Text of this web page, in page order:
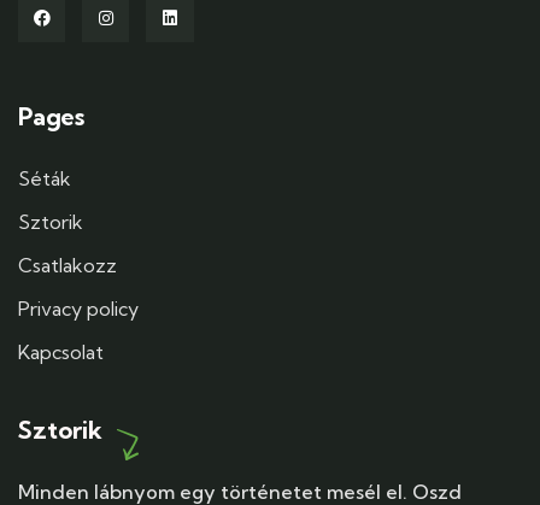
Pages
Séták
Sztorik
Csatlakozz
Privacy policy
Kapcsolat
Sztorik
Minden lábnyom egy történetet mesél el. Oszd